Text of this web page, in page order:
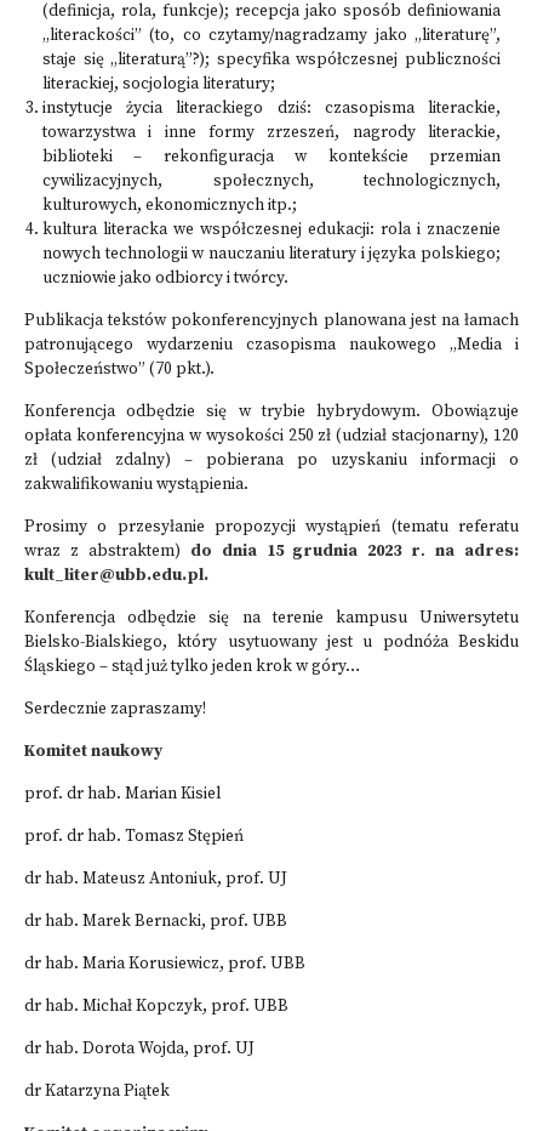
(definicja, rola, funkcje); recepcja jako sposób definiowania
„literackości” (to, co czytamy/nagradzamy jako „literaturę”,
staje się „literaturą”?); specyfika współczesnej publiczności
literackiej, socjologia literatury;
instytucje życia literackiego dziś: czasopisma literackie,
towarzystwa i inne formy zrzeszeń, nagrody literackie,
biblioteki – rekonfiguracja w kontekście przemian
cywilizacyjnych, społecznych, technologicznych,
kulturowych, ekonomicznych itp.;
kultura literacka we współczesnej edukacji: rola i znaczenie
nowych technologii w nauczaniu literatury i języka polskiego;
uczniowie jako odbiorcy i twórcy.
Publikacja tekstów pokonferencyjnych planowana jest na łamach
patronującego wydarzeniu czasopisma naukowego „Media i
Społeczeństwo” (70 pkt.).
Konferencja odbędzie się w trybie hybrydowym. Obowiązuje
opłata konferencyjna w wysokości 250 zł (udział stacjonarny), 120
zł (udział zdalny) – pobierana po uzyskaniu informacji o
zakwalifikowaniu wystąpienia.
Prosimy o przesyłanie propozycji wystąpień (tematu referatu
wraz z abstraktem) do dnia 15 grudnia 2023 r.na adres:
kult_liter@ubb.edu.pl.
Konferencja odbędzie się na terenie kampusu Uniwersytetu
Bielsko-Bialskiego, który usytuowany jest u podnóża Beskidu
Śląskiego – stąd już tylko jeden krok w góry…
Serdecznie zapraszamy!
Komitet naukowy
prof. dr hab. Marian Kisiel
prof. dr hab. Tomasz Stępień
dr hab. Mateusz Antoniuk, prof. UJ
dr hab. Marek Bernacki, prof. UBB
dr hab. Maria Korusiewicz, prof. UBB
dr hab. Michał Kopczyk, prof. UBB
dr hab. Dorota Wojda, prof. UJ
dr Katarzyna Piątek